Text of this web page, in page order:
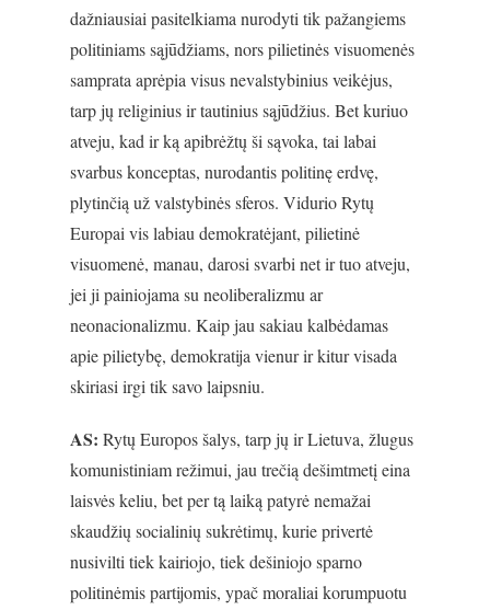
dažniausiai pasitelkiama nurodyti tik pažangiems
politiniams sąjūdžiams, nors pilietinės visuomenės
samprata aprėpia visus nevalstybinius veikėjus,
tarp jų religinius ir tautinius sąjūdžius. Bet kuriuo
atveju, kad ir ką apibrėžtų ši sąvoka, tai labai
svarbus konceptas, nurodantis politinę erdvę,
plytinčią už valstybinės sferos. Vidurio Rytų
Europai vis labiau demokratėjant, pilietinė
visuomenė, manau, darosi svarbi net ir tuo atveju,
jei ji painiojama su neoliberalizmu ar
neonacionalizmu. Kaip jau sakiau kalbėdamas
apie pilietybę, demokratija vienur ir kitur visada
skiriasi irgi tik savo laipsniu.
AS: Rytų Europos šalys, tarp jų ir Lietuva, žlugus
komunistiniam režimui, jau trečią dešimtmetį eina
laisvės keliu, bet per tą laiką patyrė nemažai
skaudžių socialinių sukrėtimų, kurie privertė
nusivilti tiek kairiojo, tiek dešiniojo sparno
politinėmis partijomis, ypač moraliai korumpuotu